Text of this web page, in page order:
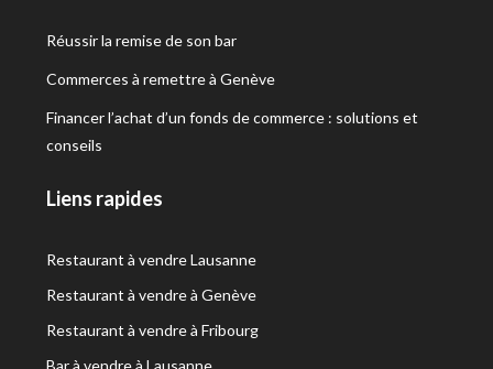
Réussir la remise de son bar
Commerces à remettre à Genève
Financer l’achat d’un fonds de commerce : solutions et
conseils
Liens rapides
Restaurant à vendre Lausanne
Restaurant à vendre à Genève
Restaurant à vendre à Fribourg
Bar à vendre à Lausanne